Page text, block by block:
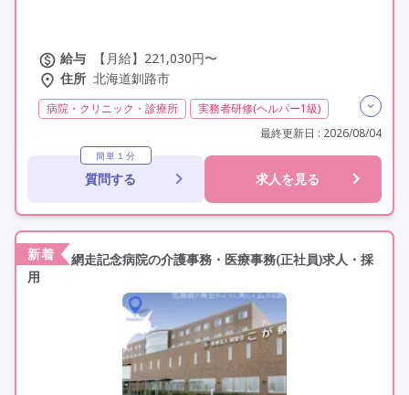
給与
【月給】221,030円〜
住所 北海道釧路市
病院・クリニック・診療所
実務者研修(ヘルパー1級)
残業月20時間以内
社会保険完備 交通費支給
年間休日120日以上
年間休日110日以上
学歴不問
定年60歳以上
最終更新日 : 2026/08/04
簡単１分
質問する 求人を見る
新着
網走記念病院の介護事務・医療事務(正社員)求人・採
用